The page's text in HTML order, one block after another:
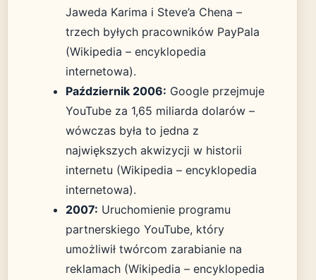
Jaweda Karima i Steve’a Chena –
trzech byłych pracowników PayPala
(Wikipedia – encyklopedia
internetowa).
Październik 2006: Google przejmuje
YouTube za 1,65 miliarda dolarów –
wówczas była to jedna z
największych akwizycji w historii
internetu (Wikipedia – encyklopedia
internetowa).
2007: Uruchomienie programu
partnerskiego YouTube, który
umożliwił twórcom zarabianie na
reklamach (Wikipedia – encyklopedia